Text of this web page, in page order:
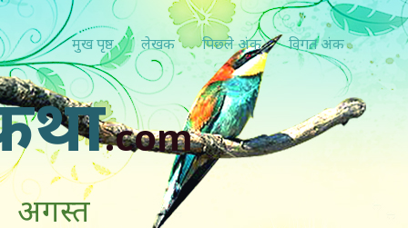
मुख पृष्ठ लेखक पिछ्ले अंक विगत अंक
.com
अगस्त